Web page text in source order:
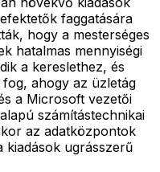
faggatására
hogy a mesterséges
hatalmas mennyiségi
a kereslethez, és
ahogy az üzletág
a Microsoft vezetői
számítástechnikai
az adatközpontok
kiadások ugrásszerű